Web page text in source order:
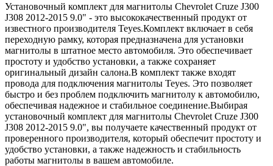
Установочный комплект для магнитолы Chevrolet Cruze J300
J308 2012-2015 9.0" - это высококачественный продукт от
известного производителя Teyes.Комплект включает в себя
переходную рамку, которая предназначена для установки
магнитолы в штатное место автомобиля. Это обеспечивает
простоту и удобство установки, а также сохраняет
оригинальный дизайн салона.В комплект также входят
провода для подключения магнитолы Teyes. Это позволяет
быстро и без проблем подключить магнитолу к автомобилю,
обеспечивая надежное и стабильное соединение.Выбирая
установочный комплект для магнитолы Chevrolet Cruze J300
J308 2012-2015 9.0", вы получаете качественный продукт от
проверенного производителя, который обеспечит простоту и
удобство установки, а также надежность и стабильность
работы магнитолы в вашем автомобиле.